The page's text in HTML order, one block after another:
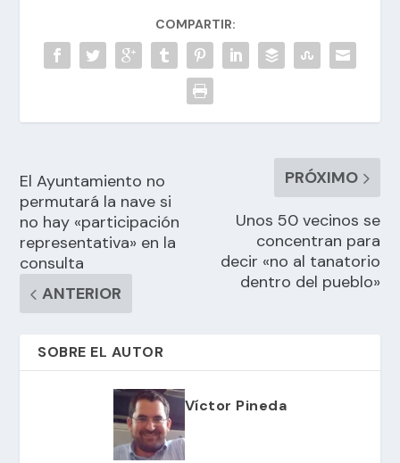
COMPARTIR:
El Ayuntamiento no
permutará la nave si
no hay «participación
representativa» en la
consulta
ANTERIOR
PRÓXIMO
Unos 50 vecinos se
concentran para
decir «no al tanatorio
dentro del pueblo»
SOBRE EL AUTOR
Víctor Pineda